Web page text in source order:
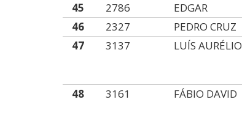
45 2786 EDGAR
46
2327 PEDRO CRUZ
47
3137 LUÍS AURÉLIO
48 3161 FÁBIO DAVID